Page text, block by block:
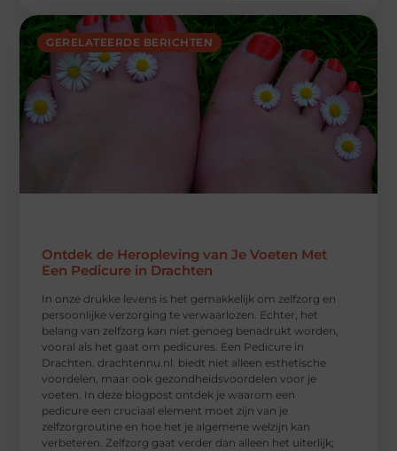
GERELATEERDE BERICHTEN
Ontdek de Heropleving van Je Voeten Met
Een Pedicure in Drachten
In onze drukke levens is het gemakkelijk om zelfzorg en
persoonlijke verzorging te verwaarlozen. Echter, het
belang van zelfzorg kan niet genoeg benadrukt worden,
vooral als het gaat om pedicures. Een Pedicure in
Drachten. drachtennu.nl. biedt niet alleen esthetische
voordelen, maar ook gezondheidsvoordelen voor je
voeten. In deze blogpost ontdek je waarom een
pedicure een cruciaal element moet zijn van je
zelfzorgroutine en hoe het je algemene welzijn kan
verbeteren. Zelfzorg gaat verder dan alleen het uiterlijk;